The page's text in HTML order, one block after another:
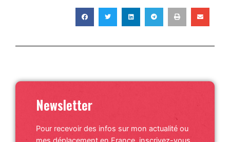
Newsletter
Pour recevoir des infos sur mon actualité ou